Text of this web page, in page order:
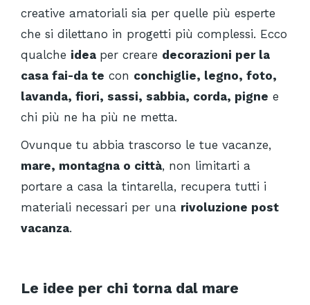
creative amatoriali sia per quelle più esperte
che si dilettano in progetti più complessi. Ecco
qualche idea per creare decorazioni per la
casa fai-da te con conchiglie, legno, foto,
lavanda, fiori, sassi, sabbia, corda, pigne e
chi più ne ha più ne metta.
Ovunque tu abbia trascorso le tue vacanze,
mare, montagna o città, non limitarti a
portare a casa la tintarella, recupera tutti i
materiali necessari per una rivoluzione post
vacanza.
Le idee per chi torna dal mare